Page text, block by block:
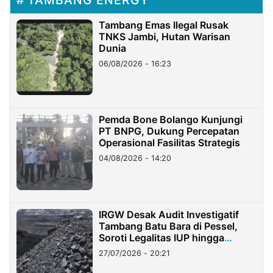
Tambang Emas Ilegal Rusak
TNKS Jambi, Hutan Warisan
Dunia
06/08/2026 - 16:23
Pemda Bone Bolango Kunjungi
PT BNPG, Dukung Percepatan
Operasional Fasilitas Strategis
04/08/2026 - 14:20
IRGW Desak Audit Investigatif
Tambang Batu Bara di Pessel,
Soroti Legalitas IUP hingga
Stockpile
27/07/2026 - 20:21